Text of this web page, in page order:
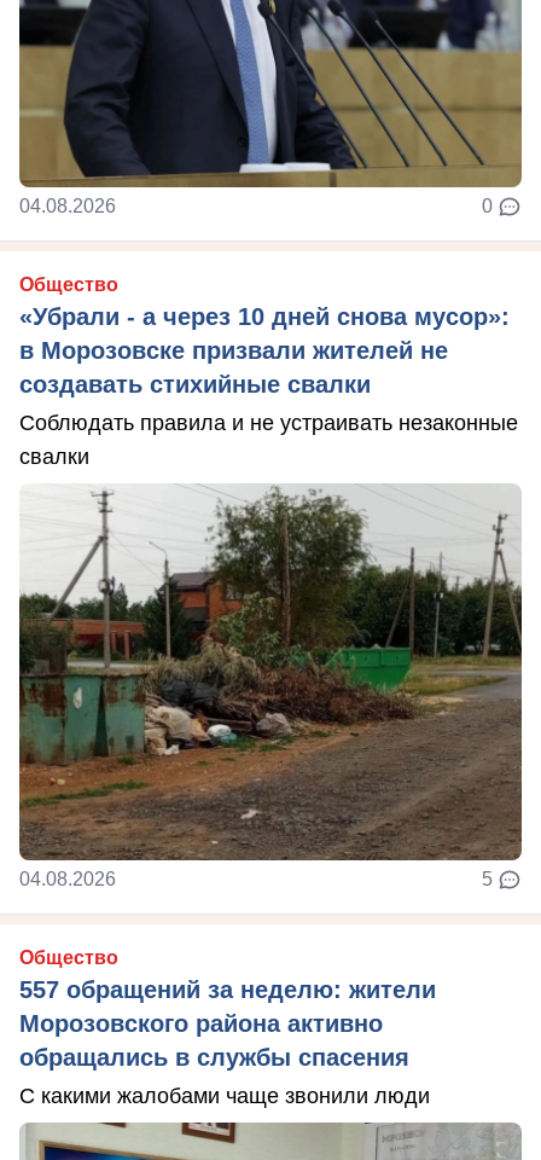
04.08.2026 0
Общество
«Убрали - а через 10 дней снова мусор»:
в Морозовске призвали жителей не
создавать стихийные свалки
Соблюдать правила и не устраивать незаконные
свалки
04.08.2026 5
Общество
557 обращений за неделю: жители
Морозовского района активно
обращались в службы спасения
С какими жалобами чаще звонили люди